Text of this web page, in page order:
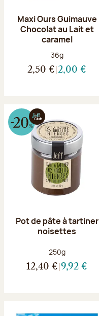
Maxi Ours Guimauve
Chocolat au Lait et
caramel
Poids net :
36g
2,50 € 2,00 €
Pot de pâte à tartiner
noisettes
Poids net :
250g
12,40 € 9,92 €